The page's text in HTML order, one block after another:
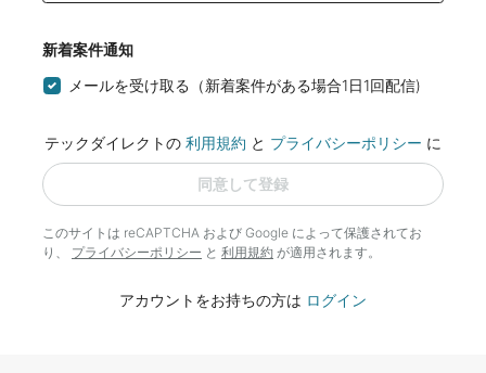
新着案件通知
メールを受け取る（新着案件がある場合1日1回配信)
テックダイレクトの 利用規約 と プライバシーポリシー に
同意して登録
このサイトは reCAPTCHA および Google によって保護されてお
り、 プライバシーポリシー と 利用規約 が適用されます。
アカウントをお持ちの方は ログイン